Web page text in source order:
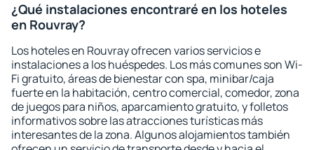
¿Qué instalaciones encontraré en los hoteles
en Rouvray?
Los hoteles en Rouvray ofrecen varios servicios e
instalaciones a los huéspedes. Los más comunes son Wi-
Fi gratuito, áreas de bienestar con spa, minibar/caja
fuerte en la habitación, centro comercial, comedor, zona
de juegos para niños, aparcamiento gratuito, y folletos
informativos sobre las atracciones turísticas más
interesantes de la zona. Algunos alojamientos también